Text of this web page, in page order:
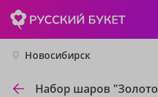
Новосибирск
Набор шаров